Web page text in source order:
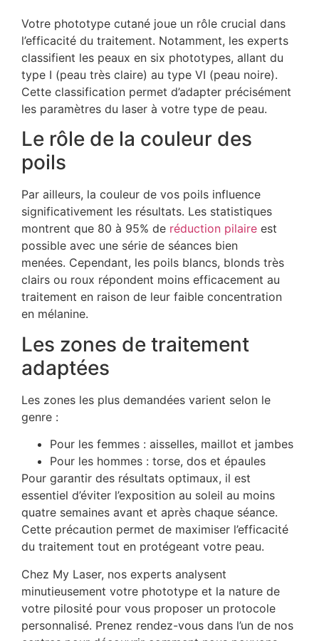
Votre phototype cutané joue un rôle crucial dans
l’efficacité du traitement. Notamment, les experts
classifient les peaux en six phototypes, allant du
type I (peau très claire) au type VI (peau noire).
Cette classification permet d’adapter précisément
les paramètres du laser à votre type de peau.
Le rôle de la couleur des
poils
Par ailleurs, la couleur de vos poils influence
significativement les résultats. Les statistiques
montrent que 80 à 95% de réduction pilaire est
possible avec une série de séances bien
menées. Cependant, les poils blancs, blonds très
clairs ou roux répondent moins efficacement au
traitement en raison de leur faible concentration
en mélanine.
Les zones de traitement
adaptées
Les zones les plus demandées varient selon le
genre :
Pour les femmes : aisselles, maillot et jambes
Pour les hommes : torse, dos et épaules
Pour garantir des résultats optimaux, il est
essentiel d’éviter l’exposition au soleil au moins
quatre semaines avant et après chaque séance.
Cette précaution permet de maximiser l’efficacité
du traitement tout en protégeant votre peau.
Chez My Laser, nos experts analysent
minutieusement votre phototype et la nature de
votre pilosité pour vous proposer un protocole
personnalisé. Prenez rendez-vous dans l’un de nos